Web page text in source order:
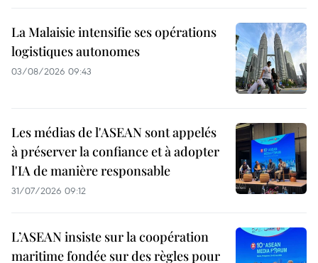
La Malaisie intensifie ses opérations
logistiques autonomes
03/08/2026 09:43
Les médias de l'ASEAN sont appelés
à préserver la confiance et à adopter
l'IA de manière responsable
31/07/2026 09:12
L’ASEAN insiste sur la coopération
maritime fondée sur des règles pour